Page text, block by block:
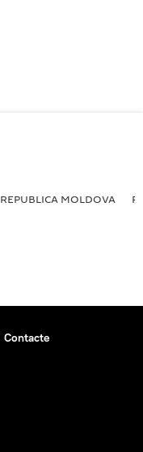
REPUBLICA MOLDOVA
Contacte